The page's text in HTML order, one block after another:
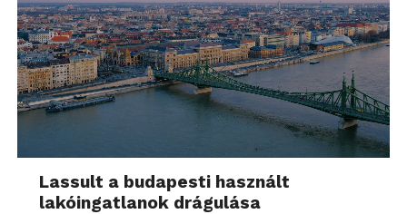
Lassult a budapesti használt
lakóingatlanok drágulása